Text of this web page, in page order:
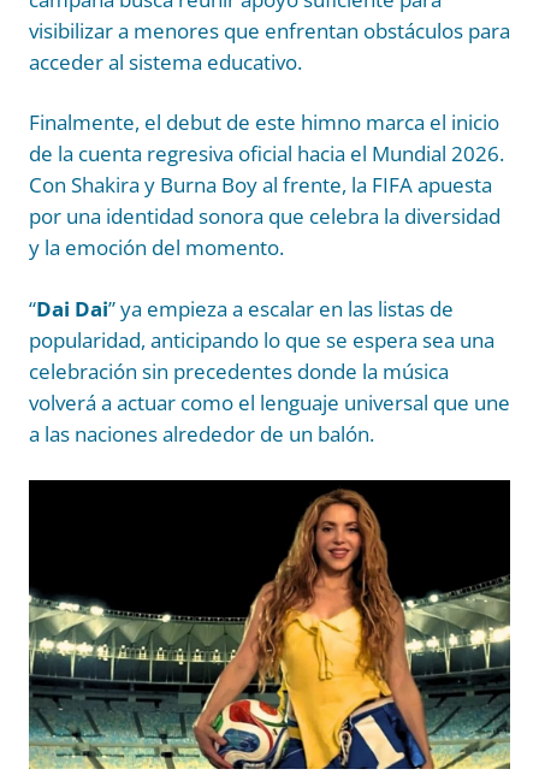
visibilizar a menores que enfrentan obstáculos para
acceder al sistema educativo.
Finalmente, el debut de este himno marca el inicio
de la cuenta regresiva oficial hacia el Mundial 2026.
Con Shakira y Burna Boy al frente, la FIFA apuesta
por una identidad sonora que celebra la diversidad
y la emoción del momento.
“Dai Dai” ya empieza a escalar en las listas de
popularidad, anticipando lo que se espera sea una
celebración sin precedentes donde la música
volverá a actuar como el lenguaje universal que une
a las naciones alrededor de un balón.